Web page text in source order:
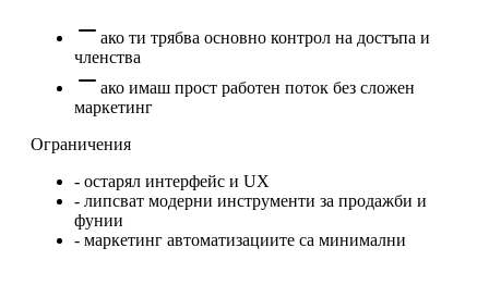
ако ти трябва основно контрол на достъпа и
членства
ако имаш прост работен поток без сложен
маркетинг
Ограничения
- остарял интерфейс и UX
- липсват модерни инструменти за продажби и
фунии
- маркетинг автоматизациите са минимални